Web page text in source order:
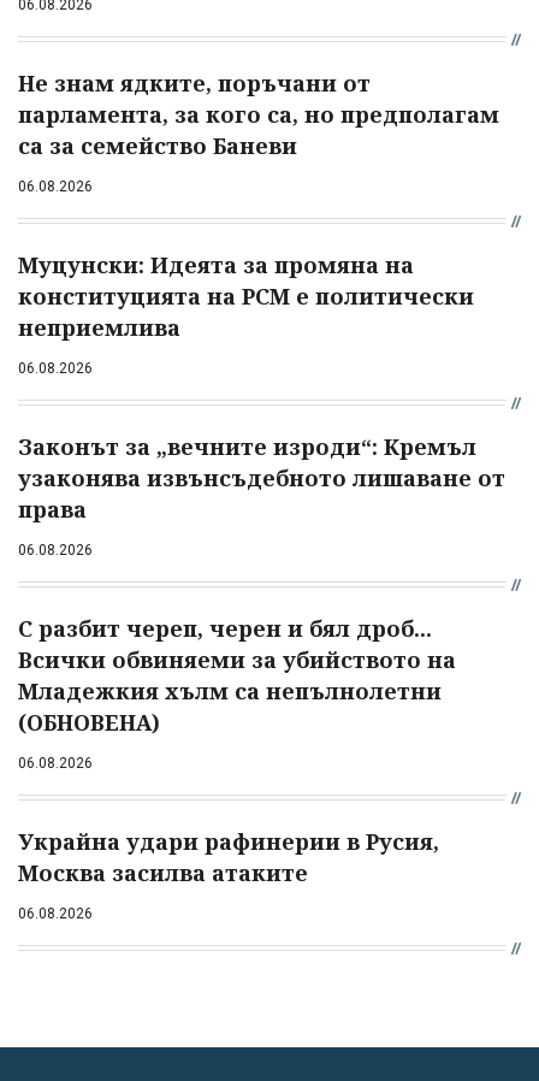
06.08.2026
Не знам ядките, поръчани от
парламента, за кого са, но предполагам
са за семейство Баневи
06.08.2026
Муцунски: Идеята за промяна на
конституцията на РСМ е политически
неприемлива
06.08.2026
Законът за „вечните изроди“: Кремъл
узаконява извънсъдебното лишаване от
права
06.08.2026
С разбит череп, черен и бял дроб...
Всички обвиняеми за убийството на
Младежкия хълм са непълнолетни
(ОБНОВЕНА)
06.08.2026
Украйна удари рафинерии в Русия,
Москва засилва атаките
06.08.2026